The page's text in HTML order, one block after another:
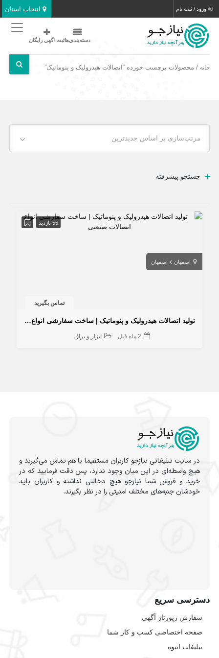
انتخاب استان ورود / ثبت نام
دسته‌بندی‌هاثبت اگهی رایگان
خانه / محصولات برچسب خورده “اتصالات هیدرولیک و پنوماتیک”
مرتب‌سازی بر اساس جدیدترین
جستجو پیشرفته
55 بازدید
اصفهان اصفهان
تماس بگیرید
تولید اتصالات هیدرولیک و پنوماتیک | ساخت سفارشی انواع اتصالات صنعتی
2 ماه قبل ابزار و یراق
در سایت تبلیغاتی نیازجو کاربران مستقیما با هم تماس می‌گیرند و
هیچ واسطه‌ای در این میان وجود ندارد، پس دقت فرمایید که در
خرید و فروشِ شما نیازجو هیچ دخالتی نداشته و کاربران باید
خودشان جنبه‌های مختلف امنیتی را در نظر بگیرند.
دسترسی سریع
سفارش رپورتاژ آگهی
صفحه اختصاصی کسب و کار شما
تبلیغات انبوه